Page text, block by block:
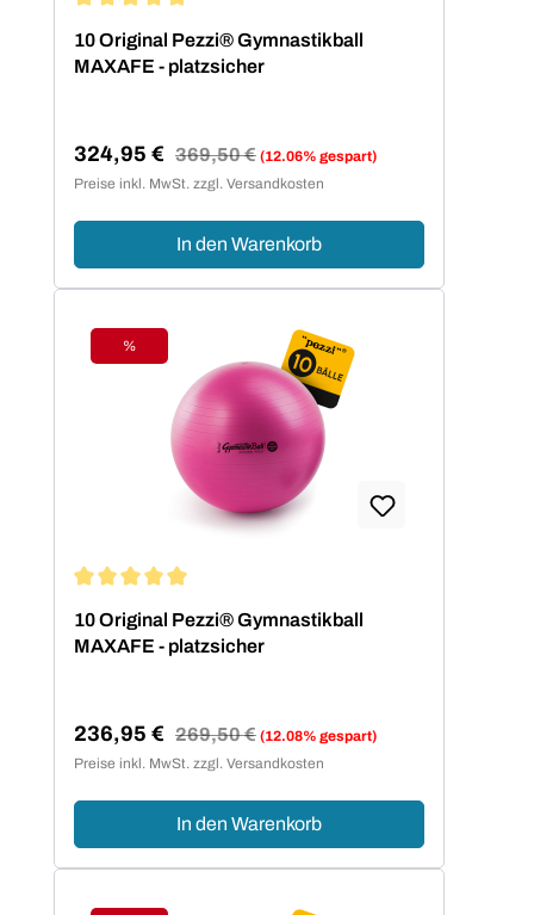
10 Original Pezzi® Gymnastikball
MAXAFE - platzsicher
Verkaufspreis:
324,95 € Regulärer Preis:
369,50 € (12.06% gespart)
Preise inkl. MwSt. zzgl. Versandkosten
In den Warenkorb
Rabatt
%
10 Original Pezzi® Gymnastikball
MAXAFE - platzsicher
Verkaufspreis:
236,95 € Regulärer Preis:
269,50 € (12.08% gespart)
Preise inkl. MwSt. zzgl. Versandkosten
In den Warenkorb